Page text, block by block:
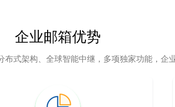
企业邮箱优势
布式架构、全球智能中继，多项独家功能，企